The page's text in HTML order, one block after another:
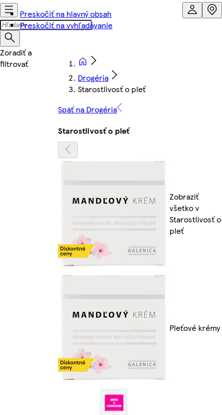
Preskočiť na hlavný obsah
Preskočiť na vyhľadávanie
Drogéria
Starostlivosť o pleť
Späť na Drogéria
Starostlivosť o pleť
Zobraziť
všetko v
Starostlivosť o
pleť
Pleťové krémy